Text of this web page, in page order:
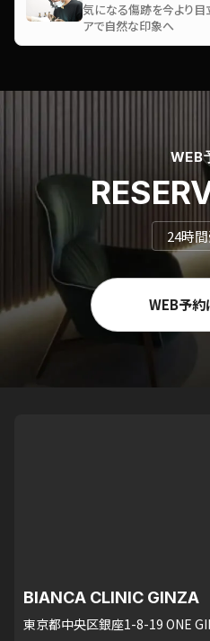
気になる傷跡を今より目
アで自然な印象へ
WEB
24時
WEB予約
BIANCA CLINIC GINZA
東京都中央区銀座1-8-19 ONE